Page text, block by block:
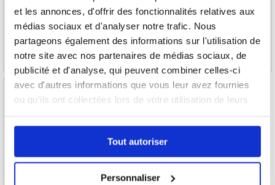
et les annonces, d'offrir des fonctionnalités relatives aux
médias sociaux et d'analyser notre trafic. Nous
partageons également des informations sur l'utilisation de
notre site avec nos partenaires de médias sociaux, de
publicité et d'analyse, qui peuvent combiner celles-ci
avec d'autres informations que vous leur avez fournies
ou qu'ils ont collectées lors de votre utilisation de leurs
Tout autoriser
Personnaliser
186,50 EUR
RÉFÉRENCE: 991071
59,10 EUR